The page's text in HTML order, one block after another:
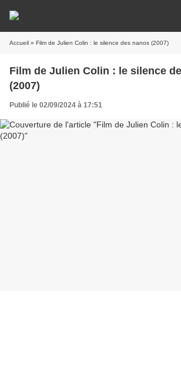
Accueil » Film de Julien Colin : le silence des nanos (2007)
Film de Julien Colin : le silence
(2007)
Publié le 02/09/2024 à 17:51